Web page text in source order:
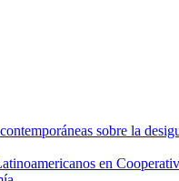
sobre la
en